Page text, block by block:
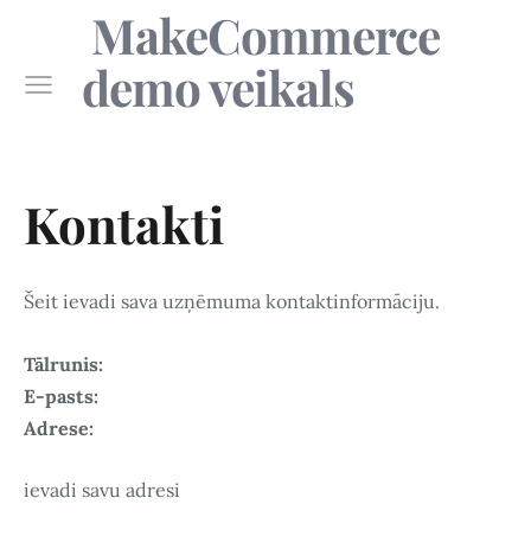
MakeCommerce
demo veikals
Kontakti
Šeit ievadi sava uzņēmuma kontaktinformāciju.
Tālrunis:
E-pasts:
Adrese:
ievadi savu adresi